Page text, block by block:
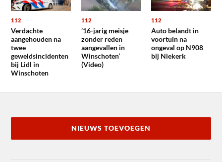
112
Verdachte
aangehouden na
twee
geweldsincidenten
bij Lidl in
Winschoten
112
’16-jarig meisje
zonder reden
aangevallen in
Winschoten’
(Video)
112
Auto belandt in
voortuin na
ongeval op N908
bij Niekerk
NIEUWS TOEVOEGEN